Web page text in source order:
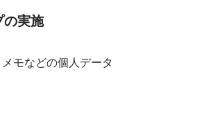
の実施
モなどの個人データ